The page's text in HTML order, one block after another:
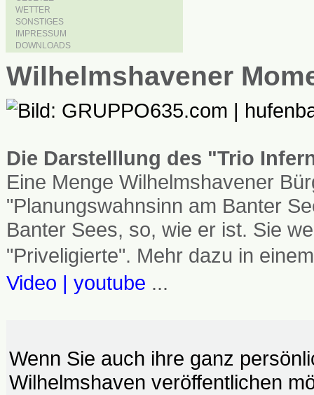
WETTER
SONSTIGES
IMPRESSUM
DOWNLOADS
Wilhelmshavener
Die Darstelllung des "Trio
Eine Menge Wilhelmshavener
"Planungswahnsinn am Banter
Banter Sees, so, wie er ist. Sie
"Priveligierte". Mehr dazu in
Video | youtube ...
Wenn Sie auch ihre ganz
Wilhelmshaven veröffentlichen